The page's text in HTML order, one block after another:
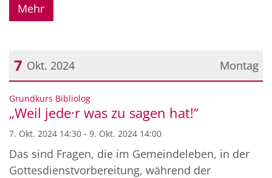
Mehr
Montag
7 Okt. 2024
Datum: 7. Oktober 2024
Grundkurs Bibliolog:
„Weil jede·r was zu sagen hat!“
7. Okt. 2024 14:30 - 9. Okt. 2024 14:00
Das sind Fragen, die im Gemeindeleben, in der
Gottesdienstvorbereitung, während der